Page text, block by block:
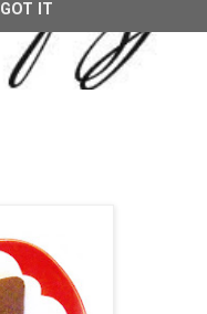
GOT IT